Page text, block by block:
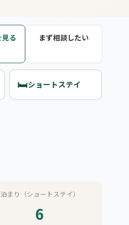
見る まず相談したい
🛏️ショートステイ
泊まり（ショートステイ）
6